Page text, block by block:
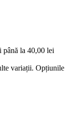
până la 40,00 lei
variații. Opțiunile